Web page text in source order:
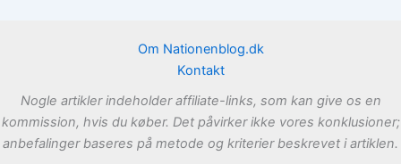
Om Nationenblog.dk
Kontakt
Nogle artikler indeholder affiliate-links, som kan give os en
kommission, hvis du køber. Det påvirker ikke vores konklusioner;
anbefalinger baseres på metode og kriterier beskrevet i artiklen.